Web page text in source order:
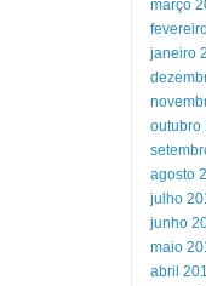
março
janeiro
outubro
agosto
julho
junho
maio
abril